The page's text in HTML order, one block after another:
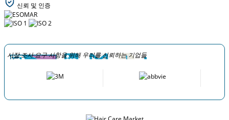
신뢰 및 인증
시장 조사 요구 사항을 위해 우리를 신뢰하는 기업들